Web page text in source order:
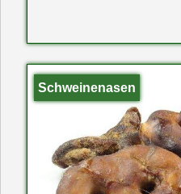
Schweinenasen